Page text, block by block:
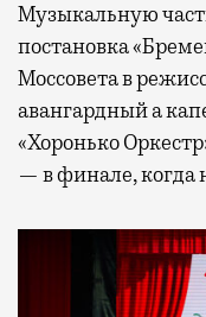
Музыкальную
постановка
Моссовета в
авангардный а
«Хоронько
— в финале, когда